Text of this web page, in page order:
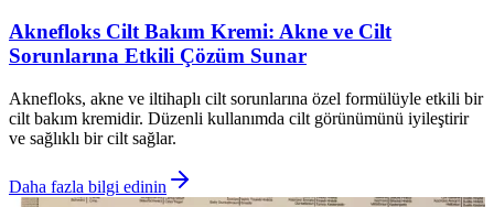
Aknefloks Cilt Bakım Kremi: Akne ve Cilt
Sorunlarına Etkili Çözüm Sunar
Aknefloks, akne ve iltihaplı cilt sorunlarına özel formülüyle etkili bir
cilt bakım kremidir. Düzenli kullanımda cilt görünümünü iyileştirir
ve sağlıklı bir cilt sağlar.
Daha fazla bilgi edinin